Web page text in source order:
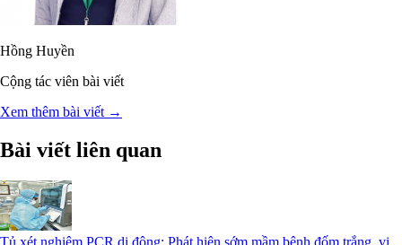
Hồng Huyền
Cộng tác viên bài viết
Xem thêm bài viết →
Bài viết liên quan